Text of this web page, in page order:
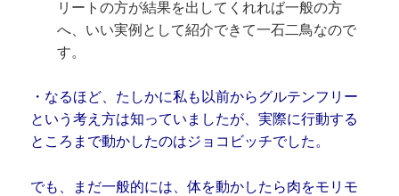
リートの方が結果を出してくれれば一般の方
へ、いい実例として紹介できて一石二鳥なので
す。
・なるほど、たしかに私も以前からグルテンフリー
という考え方は知っていましたが、実際に行動する
ところまで動かしたのはジョコビッチでした。
でも、まだ一般的には、体を動かしたら肉をモリモ